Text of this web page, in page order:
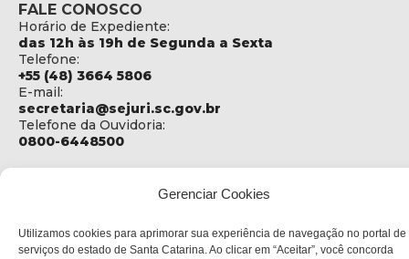
Gerenciar Cookies
Utilizamos cookies para aprimorar sua experiência de navegação no portal de
serviços do estado de Santa Catarina. Ao clicar em “Aceitar”, você concorda
FALE CONOSCO
Horário de Expediente:
das 12h às 19h de Segunda a Sexta
Telefone:
+55 (48) 3664 5806
E-mail:
secretaria@sejuri.sc.gov.br
Telefone da Ouvidoria:
0800-6448500
SEJURI - Secretaria de Estado de Justiça e Reintegração
Rua Fúlvio Aducci, 1214 - Loja 06